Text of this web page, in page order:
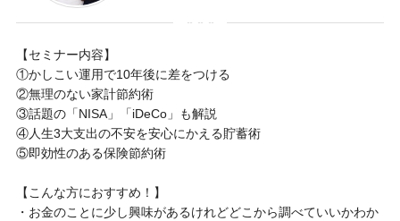
【セミナー内容】
①かしこい運用で10年後に差をつける
②無理のない家計節約術
③話題の「NISA」「iDeCo」も解説
④人生3大支出の不安を安心にかえる貯蓄術
⑤即効性のある保険節約術
【こんな方におすすめ！】
・お金のことに少し興味があるけれどどこから調べていいかわか